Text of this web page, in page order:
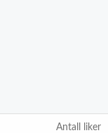
Antall liker